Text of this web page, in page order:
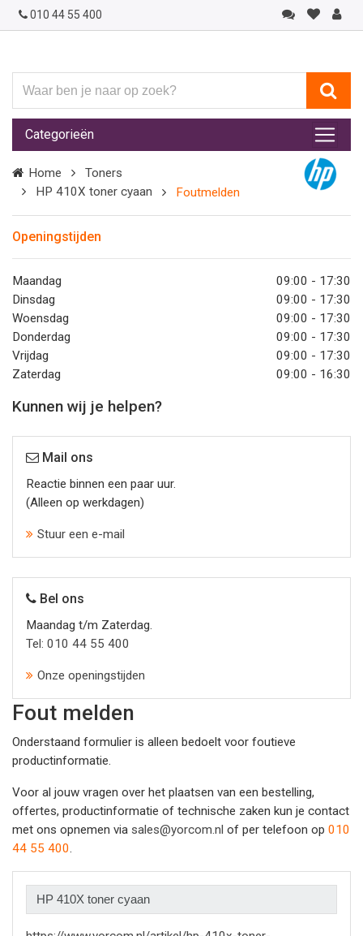
010 44 55 400
ben
je
naar
op
zoek?
Categorieën
Home
Toners
HP 410X toner cyaan
Foutmelden
Openingstijden
Maandag
09:00 - 17:30
Dinsdag
09:00 - 17:30
Woensdag
09:00 - 17:30
Donderdag
09:00 - 17:30
Vrijdag
09:00 - 17:30
Zaterdag
09:00 - 16:30
Kunnen wij je helpen?
Mail ons
Reactie binnen een paar uur.
(Alleen op werkdagen)
Stuur een e-mail
Bel ons
Maandag t/m Zaterdag.
Tel: 010 44 55 400
Onze openingstijden
Fout melden
Onderstaand formulier is alleen bedoelt voor foutieve
productinformatie.
Voor al jouw vragen over het plaatsen van een bestelling,
offertes, productinformatie of technische zaken kun je contact
met ons opnemen via sales@yorcom.nl of per telefoon op 010
44 55 400.